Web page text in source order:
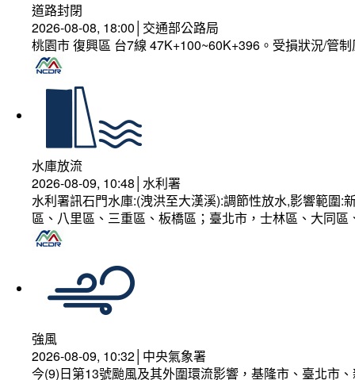
道路封閉
2026-08-08, 18:00│交通部公路局
桃園市 復興區 台7線 47K+100~60K+396。受損狀況/管
水庫放流
2026-08-09, 10:48│水利署
水利署訊石門水庫:(洩洪至大漢溪):調節性放水,影響範圍
區、八里區、三重區、板橋區；臺北市，士林區、大同
強風
2026-08-09, 10:32│中央氣象署
今(9)日第13號颱風及其外圍環流影響，基隆市、臺北市